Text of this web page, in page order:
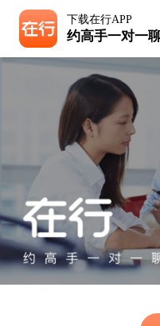
下载在行APP
约高手一对一